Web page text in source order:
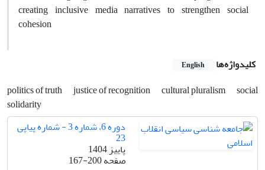
creating inclusive media narratives to strengthen social
cohesion
کلیدواژه‌ها English
politics of truth justice of recognition cultural pluralism
social
solidarity
دوره 6، شماره 3 - شماره پیاپی
23
پاییز 1404
صفحه167-200